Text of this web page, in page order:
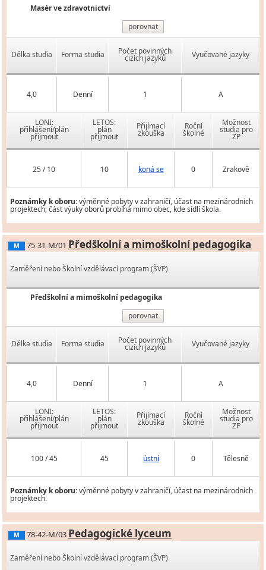
Masér ve zdravotnictví
porovnat
Délka studia Forma studia Počet povinných
cizích jazyků Vyučované jazyky
4,0 Denní 1 A
LONI:
přihlášení/plán
přijmout
LETOS:
plán
přijmout
Přijímací
zkouška
Roční
školné
Možnost
studia pro
ZP
25 / 10 10 koná se 0 Zrakově
Poznámky k oboru:výměnné pobyty v zahraničí, účast na mezinárodních
projektech, část výuky oborů probíhá mimo obec, kde sídlí škola.
M 75-31-M/01 Předškolní a mimoškolní pedagogika
Zaměření nebo Školní vzdělávací program (ŠVP)
Předškolní a mimoškolní pedagogika
porovnat
Délka studia Forma studia Počet povinných
cizích jazyků Vyučované jazyky
4,0 Denní 1 A
LONI:
přihlášení/plán
přijmout
LETOS:
plán
přijmout
Přijímací
zkouška
Roční
školné
Možnost
studia pro
ZP
100 / 45 45 ústní 0 Tělesně
Poznámky k oboru:výměnné pobyty v zahraničí, účast na mezinárodních
projektech.
M 78-42-M/03 Pedagogické lyceum
Zaměření nebo Školní vzdělávací program (ŠVP)